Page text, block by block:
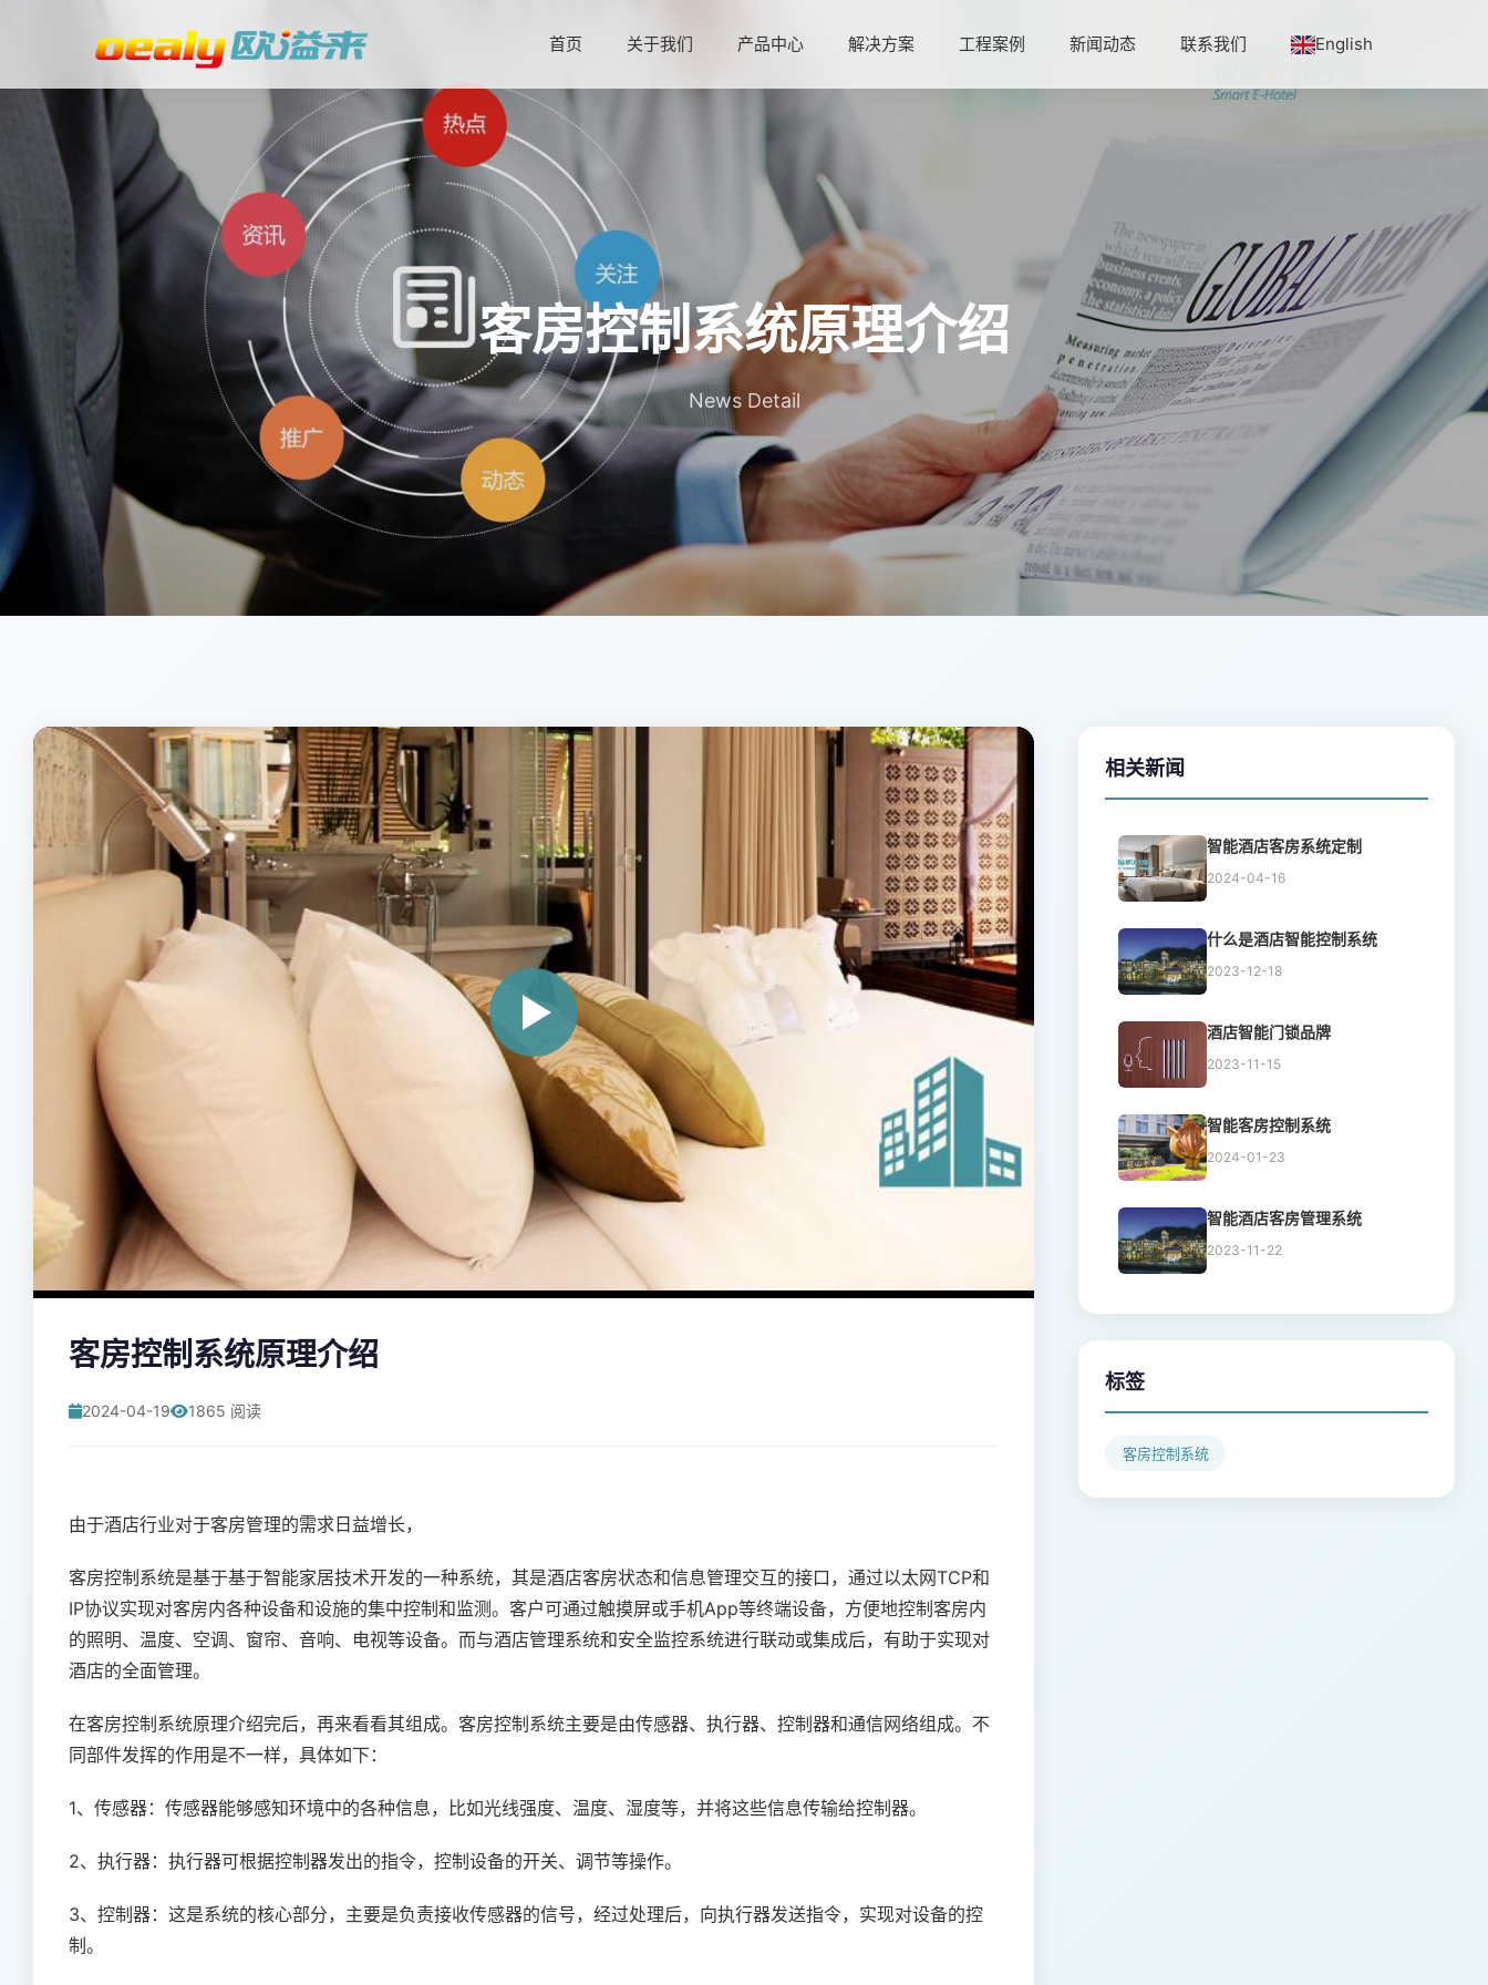
首页 关于我们 产品中心 解决方案 工程案例 新闻动态 联系我们 English
客房控制系统原理介绍
News Detail
客房控制系统原理介绍
2024-04-19 1865 阅读
由于酒店行业对于客房管理的需求日益增长，
客房控制系统是基于基于智能家居技术开发的一种系统，其是酒店客房状态和信息管理交互的接口，通过以太网TCP和
IP协议实现对客房内各种设备和设施的集中控制和监测。客户可通过触摸屏或手机App等终端设备，方便地控制客房内
的照明、温度、空调、窗帘、音响、电视等设备。而与酒店管理系统和安全监控系统进行联动或集成后，有助于实现对
酒店的全面管理。
在客房控制系统原理介绍完后，再来看看其组成。客房控制系统主要是由传感器、执行器、控制器和通信网络组成。不
同部件发挥的作用是不一样，具体如下：
1、传感器：传感器能够感知环境中的各种信息，比如光线强度、温度、湿度等，并将这些信息传输给控制器。
2、执行器：执行器可根据控制器发出的指令，控制设备的开关、调节等操作。
3、控制器：这是系统的核心部分，主要是负责接收传感器的信号，经过处理后，向执行器发送指令，实现对设备的控
制。
相关新闻
智能酒店客房系统定制
2024-04-16
什么是酒店智能控制系统
2023-12-18
酒店智能门锁品牌
2023-11-15
智能客房控制系统
2024-01-23
智能酒店客房管理系统
2023-11-22
标签
客房控制系统